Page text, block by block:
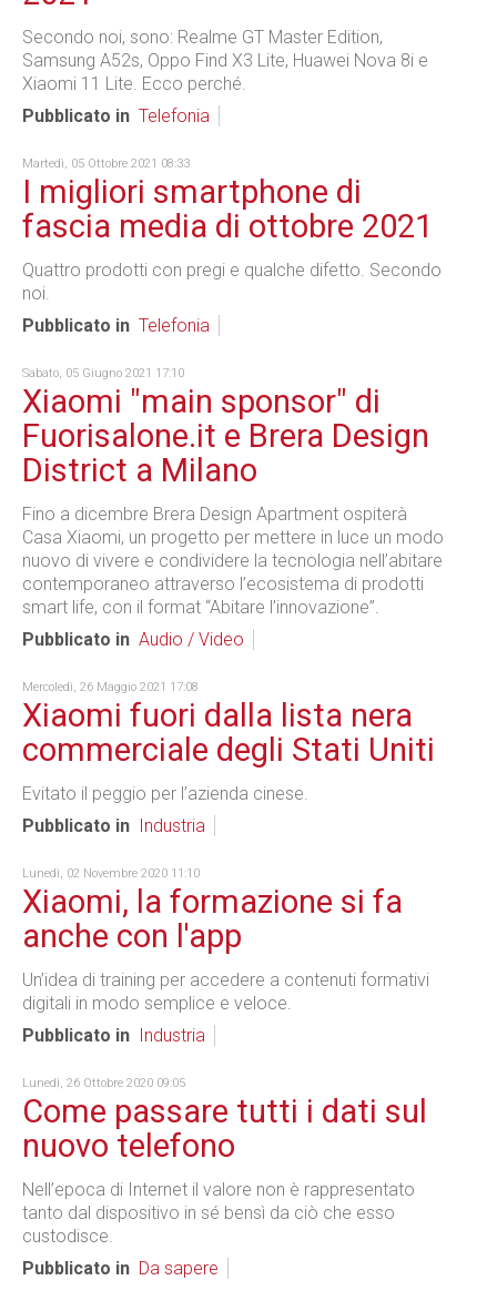
Secondo noi, sono: Realme GT Master Edition,
Samsung A52s, Oppo Find X3 Lite, Huawei Nova 8i e
Xiaomi 11 Lite. Ecco perché.
Pubblicato in Telefonia
Martedì, 05 Ottobre 2021 08:33
I migliori smartphone di
fascia media di ottobre 2021
Quattro prodotti con pregi e qualche difetto. Secondo
noi.
Pubblicato in Telefonia
Sabato, 05 Giugno 2021 17:10
Xiaomi "main sponsor" di
Fuorisalone.it e Brera Design
District a Milano
Fino a dicembre Brera Design Apartment ospiterà
Casa Xiaomi, un progetto per mettere in luce un modo
nuovo di vivere e condividere la tecnologia nell’abitare
contemporaneo attraverso l’ecosistema di prodotti
smart life, con il format “Abitare l’innovazione”.
Pubblicato in Audio / Video
Mercoledì, 26 Maggio 2021 17:08
Xiaomi fuori dalla lista nera
commerciale degli Stati Uniti
Evitato il peggio per l’azienda cinese.
Pubblicato in
Industria
Lunedì, 02 Novembre 2020 11:10
Xiaomi, la formazione si fa
anche con l'app
Un’idea di training per accedere a contenuti formativi
digitali in modo semplice e veloce.
Pubblicato in
Industria
Lunedì, 26 Ottobre 2020 09:05
Come passare tutti i dati sul
nuovo telefono
Nell’epoca di Internet il valore non è rappresentato
tanto dal dispositivo in sé bensì da ciò che esso
custodisce.
Pubblicato in Da sapere